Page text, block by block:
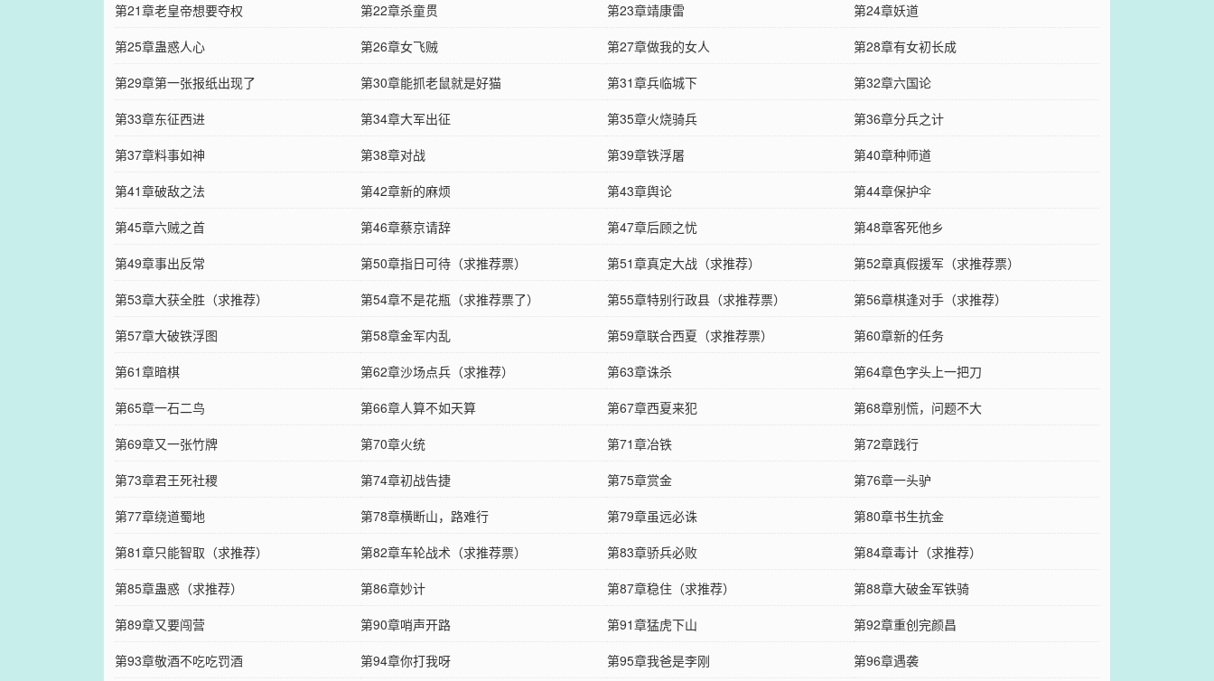
第21章老皇帝想要夺权
第22章杀童贯 第23章靖康雷
第24章妖道
第25章蛊惑人心
第26章女飞贼 第27章做我的女人
第28章有女初长成
第29章第一张报纸出现了
第30章能抓老鼠就是好猫 第31章兵临城下
第32章六国论
第33章东征西进
第34章大军出征 第35章火烧骑兵
第36章分兵之计
第37章料事如神
第38章对战 第39章铁浮屠
第40章种师道
第41章破敌之法
第42章新的麻烦 第43章舆论
第44章保护伞
第45章六贼之首
第46章蔡京请辞 第47章后顾之忧
第48章客死他乡
第49章事出反常
第50章指日可待（求推荐票） 第51章真定大战（求推荐）
第52章真假援军（求推荐票）
第53章大获全胜（求推荐）
第54章不是花瓶（求推荐票了） 第55章特别行政县（求推荐票）
第56章棋逢对手（求推荐）
第57章大破铁浮图
第58章金军内乱 第59章联合西夏（求推荐票）
第60章新的任务
第61章暗棋
第62章沙场点兵（求推荐） 第63章诛杀
第64章色字头上一把刀
第65章一石二鸟
第66章人算不如天算 第67章西夏来犯
第68章别慌，问题不大
第69章又一张竹牌
第70章火统 第71章冶铁
第72章践行
第73章君王死社稷
第74章初战告捷 第75章赏金
第76章一头驴
第77章绕道蜀地
第78章横断山，路难行 第79章虽远必诛
第80章书生抗金
第81章只能智取（求推荐）
第82章车轮战术（求推荐票） 第83章骄兵必败
第84章毒计（求推荐）
第85章蛊惑（求推荐）
第86章妙计 第87章稳住（求推荐）
第88章大破金军铁骑
第89章又要闯营
第90章哨声开路 第91章猛虎下山
第92章重创完颜昌
第93章敬酒不吃吃罚酒
第94章你打我呀 第95章我爸是李刚 第96章遇袭